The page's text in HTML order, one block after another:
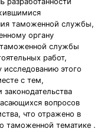
таможенной службы,
органу
таможенной службы
работ,
этого
с тем,
вопросов
что отражено в
таможенной тематике .